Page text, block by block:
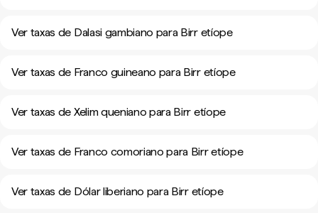
Ver taxas de Dalasi gambiano para Birr etíope
Ver taxas de Franco guineano para Birr etíope
Ver taxas de Xelim queniano para Birr etíope
Ver taxas de Franco comoriano para Birr etíope
Ver taxas de Dólar liberiano para Birr etíope